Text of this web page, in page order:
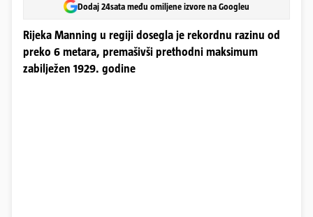
Dodaj 24sata među omiljene izvore na Googleu
Rijeka Manning u regiji dosegla je rekordnu razinu od
preko 6 metara, premašivši prethodni maksimum
zabilježen 1929. godine